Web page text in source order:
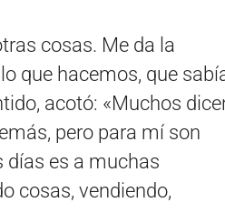
cosas. Me da la
que hacemos, que
acotó: «Muchos
pero para mí son
días es a muchas
cosas, vendiendo,